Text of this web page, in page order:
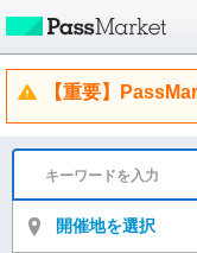
【重要】
開催地を選択